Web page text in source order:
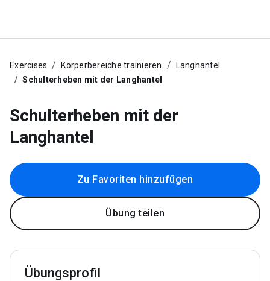
Exercises Körperbereiche trainieren
Langhantel
Schulterheben mit der Langhantel
Schulterheben mit der
Langhantel
Zu Favoriten hinzufügen
Übung teilen
Übungsprofil